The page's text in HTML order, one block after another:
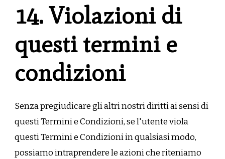
14. Violazioni di
questi termini e
condizioni
Senza pregiudicare gli altri nostri diritti ai sensi di
questi Termini e Condizioni, se l'utente viola
questi Termini e Condizioni in qualsiasi modo,
possiamo intraprendere le azioni che riteniamo